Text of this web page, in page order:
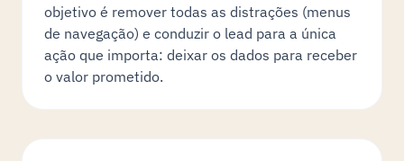
objetivo é remover todas as distrações (menus
de navegação) e conduzir o lead para a única
ação que importa: deixar os dados para receber
o valor prometido.